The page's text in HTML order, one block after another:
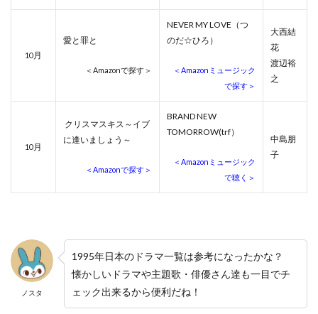
10月
愛と罪と
＜Amazonで探す＞
NEVER MY LOVE（つ
のだ☆ひろ）
＜Amazonミュージック
で探す＞
大西結
花
渡辺裕
之
10月
クリスマスキス～イブ
に逢いましょう～
＜Amazonで探す＞
BRAND NEW
TOMORROW(trf）
＜Amazonミュージック
で聴く＞
中島朋
子
ノスタ
1995年日本のドラマ一覧は参考になったかな？
懐かしいドラマや主題歌・俳優さん達も一目でチ
ェック出来るから便利だね！